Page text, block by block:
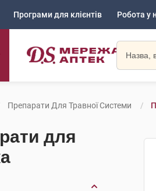
Програми для клієнтів Робота у
Препарати Для Травної Системи
для